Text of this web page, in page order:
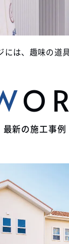
には、趣味の道
最新の施工事例